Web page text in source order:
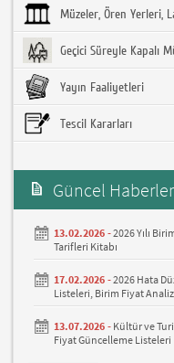
Müzeler, Ören Yerleri,
Geçici Süreyle Kapalı
Yayın Faaliyetleri
Tescil Kararları
Güncel Haberler
13.02.2026 -2026 Yılı
Tarifleri Kitabı
17.02.2026 -2026 Hata
Listeleri, Birim Fiyat
13.07.2026 - Kültür ve
Fiyat Güncelleme Listeleri